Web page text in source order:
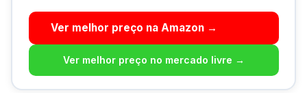
Ver melhor preço na Amazon →
Ver melhor preço no mercado livre →